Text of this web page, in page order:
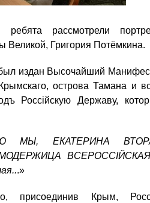
рассмотрели
Великой, Григория Потёмкина.
издан Высочайший
острова Тамана и
Россiйскую Державу,
МЫ, ЕКАТЕРИНА
.»
присоединив Крым,